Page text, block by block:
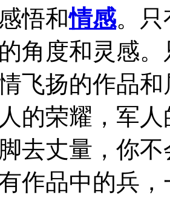
悟和情感。
角度和灵感
飞扬的作品
的荣耀，军
去丈量，你
作品中的兵